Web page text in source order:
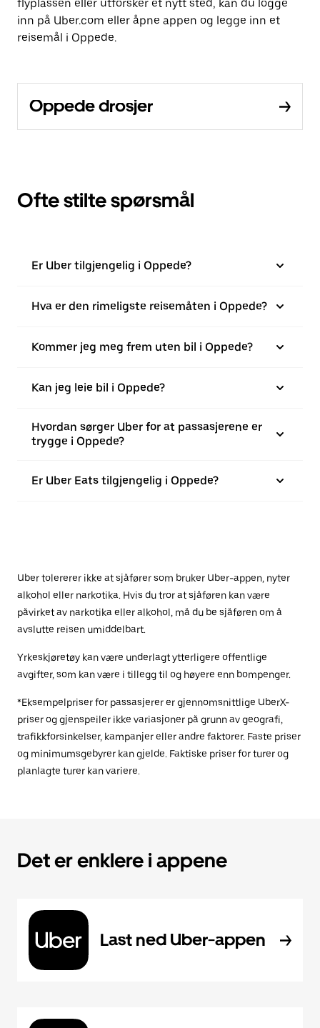
flyplassen eller utforsker et nytt sted, kan du logge
inn på Uber.com eller åpne appen og legge inn et
reisemål i Oppede.
Oppede drosjer
Ofte stilte spørsmål
Er Uber tilgjengelig i Oppede?
Hva er den rimeligste reisemåten i Oppede?
Kommer jeg meg frem uten bil i Oppede?
Kan jeg leie bil i Oppede?
Hvordan sørger Uber for at passasjerene er
trygge i Oppede?
Er Uber Eats tilgjengelig i Oppede?
Uber tolererer ikke at sjåfører som bruker Uber-appen, nyter
alkohol eller narkotika. Hvis du tror at sjåføren kan være
påvirket av narkotika eller alkohol, må du be sjåføren om å
avslutte reisen umiddelbart.
Yrkeskjøretøy kan være underlagt ytterligere offentlige
avgifter, som kan være i tillegg til og høyere enn bompenger.
*Eksempelpriser for passasjerer er gjennomsnittlige UberX-
priser og gjenspeiler ikke variasjoner på grunn av geografi,
trafikkforsinkelser, kampanjer eller andre faktorer. Faste priser
og minimumsgebyrer kan gjelde. Faktiske priser for turer og
planlagte turer kan variere.
Det er enklere i appene
Last ned Uber-appen